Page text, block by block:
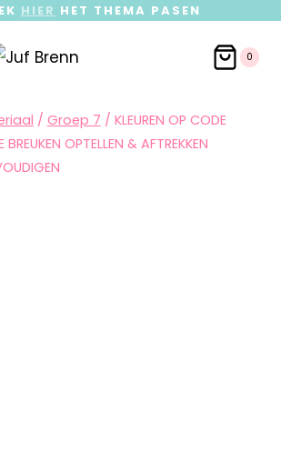
HIER HET THEMA PASEN
0
/ Groep 7 / KLEUREN OP CODE
OPTELLEN & AFTREKKEN